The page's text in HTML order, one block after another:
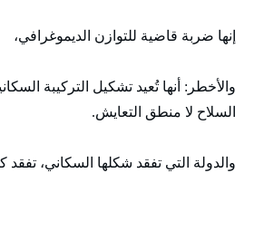
إنها ضربة قاضية للتوازن الديموغرافي،
والأخطر: أنها تُعيد تشكيل التركيبة
السلاح لا منطق التعايش.
والدولة التي تفقد شكلها السكاني، تفقد